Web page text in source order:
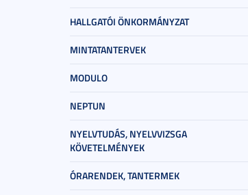
HALLGATÓI ÖNKORMÁNYZAT
MINTATANTERVEK
MODULO
NEPTUN
NYELVTUDÁS, NYELVVIZSGA
KÖVETELMÉNYEK
ÓRARENDEK, TANTERMEK